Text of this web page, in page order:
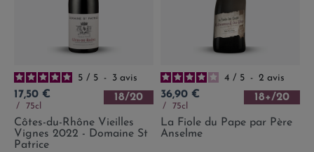
5 / 5 - 3 avis
Prix
17,50 €
75cl
18/20
Côtes-du-Rhône Vieilles
Vignes 2022 - Domaine St
Patrice
4 / 5 - 2 avis
Prix
36,90 €
75cl
18+/20
La Fiole du Pape par Père
Anselme